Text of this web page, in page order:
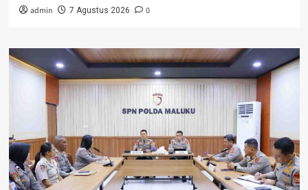
admin 7 Agustus 2026 0